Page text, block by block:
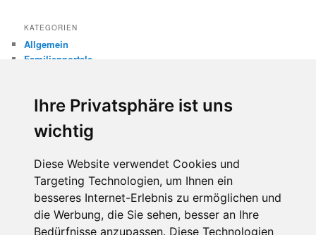
Ihre Privatsphäre ist uns
wichtig
Diese Website verwendet Cookies und
Targeting Technologien, um Ihnen ein
besseres Internet-Erlebnis zu ermöglichen und
die Werbung, die Sie sehen, besser an Ihre
Bedürfnisse anzupassen. Diese Technologien
KATEGORIEN
Allgemein
Familienportale
Internetsicherheit
Missbrauch
META
Anmelden
Eintrags-Feed
Kommentar-Feed
WordPress.org